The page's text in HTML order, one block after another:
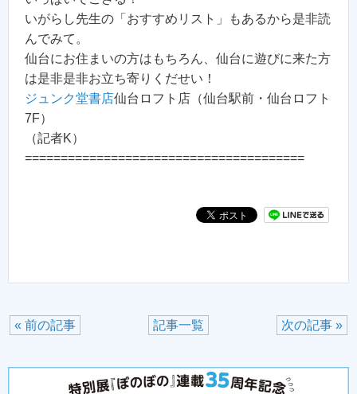
いがらし先生の「おすすめリスト」もあるから是非読
んでみて。
仙台にお住まいの方はもちろん、仙台に遊びに来た方
は是非是非お立ち寄りくだせい！
ジュンク堂書店仙台ロフト店（仙台駅前・仙台ロフト
7F）
（記者K）
=======================================
次の記事 »
記事一覧
« 前の記事